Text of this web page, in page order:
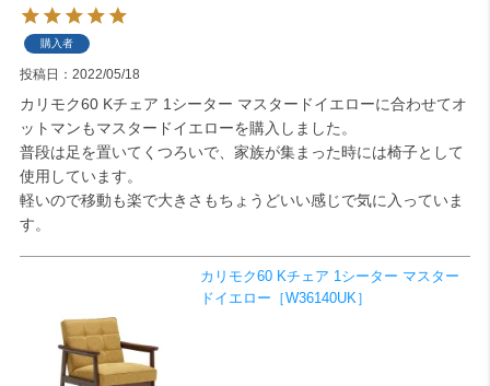
購入者
投稿日 2022/05/18
カリモク60 Kチェア 1シーター マスタードイエローに合わせてオ
ットマンもマスタードイエローを購入しました。
普段は足を置いてくつろいで、家族が集まった時には椅子として
使用しています。
軽いので移動も楽で大きさもちょうどいい感じで気に入っていま
す。
カリモク60 Kチェア 1シーター マスター
ドイエロー［W36140UK］